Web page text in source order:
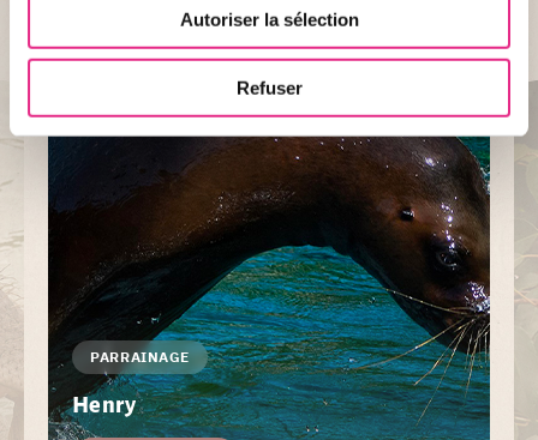
Autoriser la sélection
Refuser
PARRAINAGE
Henry